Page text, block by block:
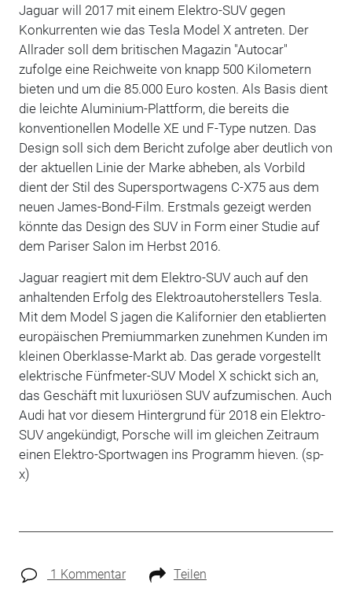
Jaguar will 2017 mit einem Elektro-SUV gegen
Konkurrenten wie das Tesla Model X antreten. Der
Allrader soll dem britischen Magazin "Autocar"
zufolge eine Reichweite von knapp 500 Kilometern
bieten und um die 85.000 Euro kosten. Als Basis dient
die leichte Aluminium-Plattform, die bereits die
konventionellen Modelle XE und F-Type nutzen. Das
Design soll sich dem Bericht zufolge aber deutlich von
der aktuellen Linie der Marke abheben, als Vorbild
dient der Stil des Supersportwagens C-X75 aus dem
neuen James-Bond-Film. Erstmals gezeigt werden
könnte das Design des SUV in Form einer Studie auf
dem Pariser Salon im Herbst 2016.
Jaguar reagiert mit dem Elektro-SUV auch auf den
anhaltenden Erfolg des Elektroautoherstellers Tesla.
Mit dem Model S jagen die Kalifornier den etablierten
europäischen Premiummarken zunehmen Kunden im
kleinen Oberklasse-Markt ab. Das gerade vorgestellt
elektrische Fünfmeter-SUV Model X schickt sich an,
das Geschäft mit luxuriösen SUV aufzumischen. Auch
Audi hat vor diesem Hintergrund für 2018 ein Elektro-
SUV angekündigt, Porsche will im gleichen Zeitraum
einen Elektro-Sportwagen ins Programm hieven. (sp-
x)
1 Kommentar Teilen